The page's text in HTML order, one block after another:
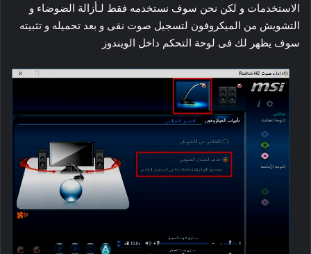
الاستخدمات و لكن نحن سوف نستخدمه فقط لـأزالة الضوضاء و
التشويش من الميكروفون لتسجيل صوت نقى و بعد تحميله و تثبيته
سوف يظهر لك فى لوحة التحكم داخل الويندوز